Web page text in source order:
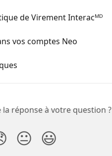
de Virement Interacᴹᴰ
vos comptes Neo
la réponse à votre question ?
😐 😃